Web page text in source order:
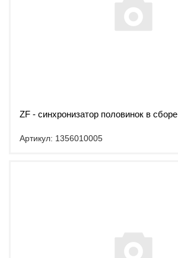
ZF - синхронизатор половинок в сборе
Артикул: 1356010005